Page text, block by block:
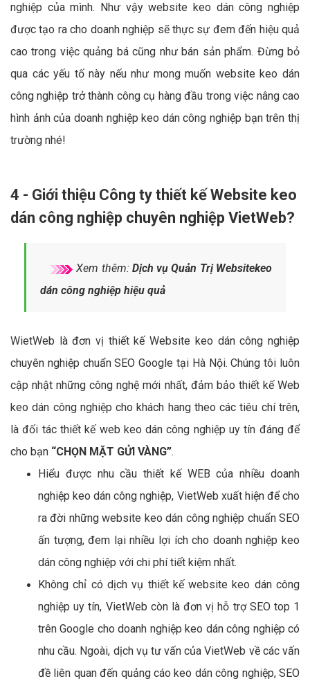
nghiệp của mình. Như vậy website keo dán công nghiệp
được tạo ra cho doanh nghiệp sẽ thực sự đem đến hiệu quả
cao trong việc quảng bá cũng như bán sản phẩm. Đừng bỏ
qua các yếu tố này nếu như mong muốn website keo dán
công nghiệp trở thành công cụ hàng đầu trong việc nâng cao
hình ảnh của doanh nghiệp keo dán công nghiệp bạn trên thị
trường nhé!
4 - Giới thiệu Công ty thiết kế Website keo
dán công nghiệp chuyên nghiệp VietWeb?
Xem thêm: Dịch vụ Quản Trị Websitekeo
dán công nghiệp hiệu quả
WietWeb là đơn vị thiết kế Website keo dán công nghiệp
chuyên nghiệp chuẩn SEO Google tại Hà Nội. Chúng tôi luôn
cập nhật những công nghệ mới nhất, đảm bảo thiết kế Web
keo dán công nghiệp cho khách hang theo các tiêu chí trên,
là đối tác thiết kế web keo dán công nghiệp uy tín đáng để
cho bạn “CHỌN MẶT GỬI VÀNG”.
Hiểu được nhu cầu thiết kế WEB của nhiều doanh
nghiệp keo dán công nghiệp, VietWeb xuất hiện để cho
ra đời những website keo dán công nghiệp chuẩn SEO
ấn tượng, đem lại nhiều lợi ích cho doanh nghiệp keo
dán công nghiệp với chi phí tiết kiệm nhất.
Không chỉ có dịch vụ thiết kế website keo dán công
nghiệp uy tín, VietWeb còn là đơn vị hỗ trợ SEO top 1
trên Google cho doanh nghiệp keo dán công nghiệp có
nhu cầu. Ngoài, dịch vụ tư vấn của VietWeb về các vấn
đề liên quan đến quảng cáo keo dán công nghiệp, SEO